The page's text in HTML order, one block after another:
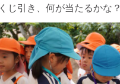
くじ引き、何が当たるかな？